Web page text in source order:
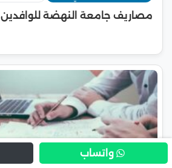
مصاريف جامعة النهضة للوافدين
واتساب